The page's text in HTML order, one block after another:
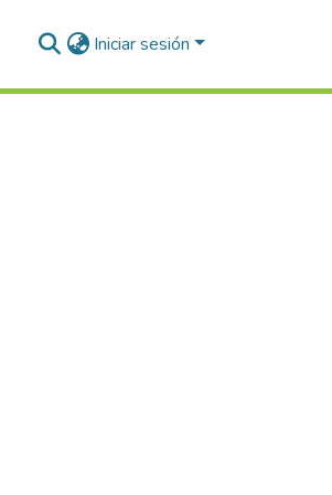
Iniciar sesión